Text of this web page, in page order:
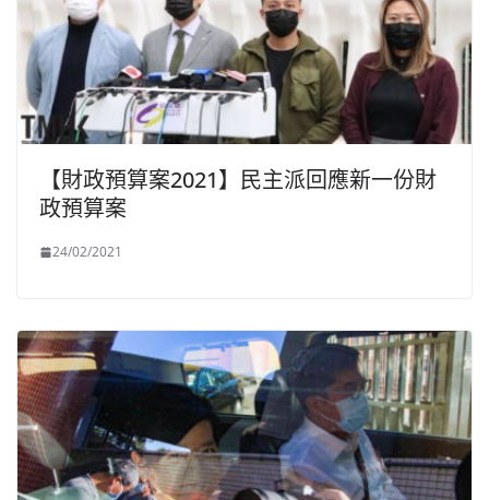
【財政預算案2021】民主派回應新一份財
政預算案
24/02/2021